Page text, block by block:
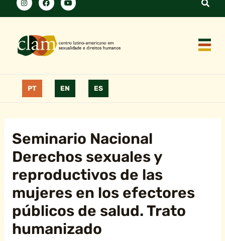
PT EN ES
Seminario Nacional
Derechos sexuales y
reproductivos de las
mujeres en los efectores
públicos de salud. Trato
humanizado